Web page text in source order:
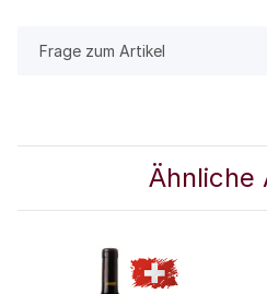
Frage zum Artikel
Ähnliche